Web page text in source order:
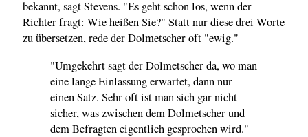
bekannt, sagt Stevens. "Es geht schon los, wenn der
Richter fragt: Wie heißen Sie?" Statt nur diese drei Worte
zu übersetzen, rede der Dolmetscher oft "ewig."
"Umgekehrt sagt der Dolmetscher da, wo man
eine lange Einlassung erwartet, dann nur
einen Satz. Sehr oft ist man sich gar nicht
sicher, was zwischen dem Dolmetscher und
dem Befragten eigentlich gesprochen wird."